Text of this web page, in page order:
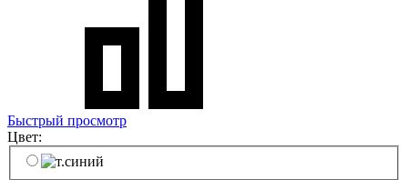
Быстрый просмотр
Цвет: